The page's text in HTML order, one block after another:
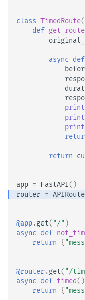
class TimedRoute(
def
async def
print
print
print
return
app = FastAPI()
router =
@app.get( "/" )
async def
return {
@router.get( "/
async def timed
return {